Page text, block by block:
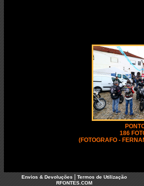
186
(FOTOGRAFO -
Envios & Devoluções|Termos de Utilização
RFONTES.COM